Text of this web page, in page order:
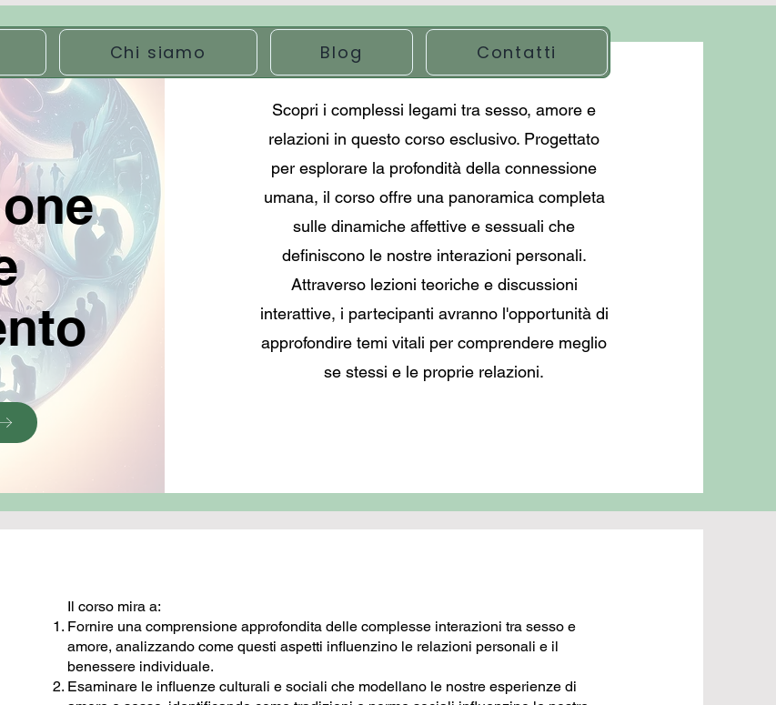
Chi siamo Blog Contatti
Scopri i complessi legami tra sesso, amore e
relazioni in questo corso esclusivo. Progettato
per esplorare la profondità della connessione
umana, il corso offre una panoramica completa
sulle dinamiche affettive e sessuali che
definiscono le nostre interazioni personali.
Attraverso lezioni teoriche e discussioni
interattive, i partecipanti avranno l'opportunità di
approfondire temi vitali per comprendere meglio
se stessi e le proprie relazioni.
Il corso mira a:
Fornire una comprensione approfondita delle complesse interazioni tra sesso e
amore, analizzando come questi aspetti influenzino le relazioni personali e il
benessere individuale.
Esaminare le influenze culturali e sociali che modellano le nostre esperienze di